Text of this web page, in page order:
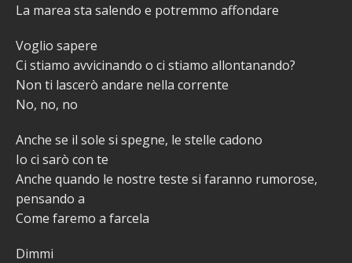
La marea sta salendo e potremmo affondare
Voglio sapere
Ci stiamo avvicinando o ci stiamo allontanando?
Non ti lascerò andare nella corrente
No, no, no
Anche se il sole si spegne, le stelle cadono
Io ci sarò con te
Anche quando le nostre teste si faranno rumorose,
pensando a
Come faremo a farcela
Dimmi